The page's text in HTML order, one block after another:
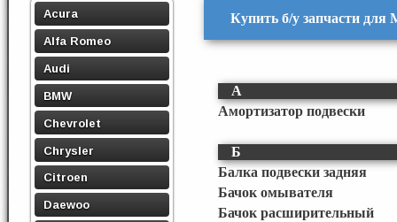
Acura
Alfa Romeo
Audi
BMW
Chevrolet
Chrysler
Citroen
Daewoo
Купить б/у запчасти для
А
Амортизатор подвески
Б
Балка подвески задняя
Бачок омывателя
Бачок расширительный